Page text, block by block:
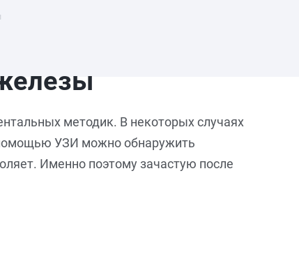
методик. В некоторых случаях
помощью УЗИ можно обнаружить
Именно поэтому зачастую после